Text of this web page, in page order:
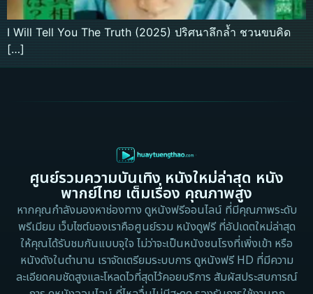
I Will Tell You The Truth (2025) ปริศนาลึกล้ำ ชวนขบคิด
[…]
ศูนย์รวมความบันเทิง หนังใหม่ล่าสุด หนัง
พากย์ไทย เต็มเรื่อง คุณภาพสูง
หากคุณกำลังมองหาช่องทาง ดูหนังฟรีออนไลน์ ที่มีคุณภาพระดับ
พรีเมียม เว็บไซต์ของเราคือศูนย์รวม หนังดูฟรี ที่อัปเดตใหม่ล่าสุด
ให้คุณได้รับชมกันแบบจุใจ ไม่ว่าจะเป็นหนังชนโรงที่เพิ่งเข้า หรือ
หนังดังในตำนาน เราจัดเตรียมระบบการ ดูหนังฟรี HD ที่มีความ
ละเอียดคมชัดสูงและโหลดไวที่สุดไว้คอยบริการ สัมผัสประสบการณ์